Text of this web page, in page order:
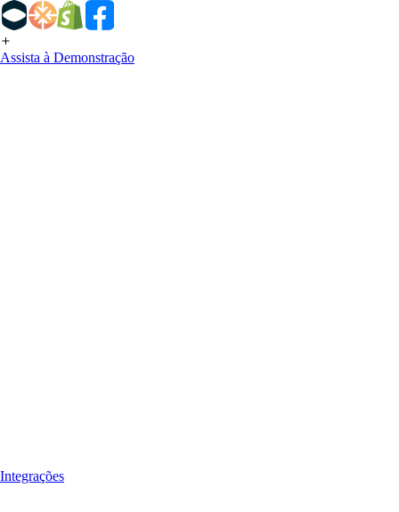
Assista à Demonstração
Integrações